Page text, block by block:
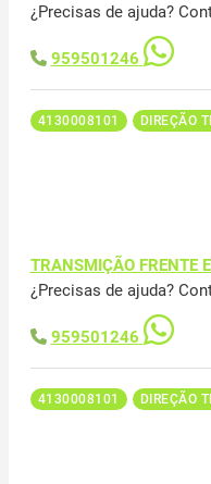
¿Precisas de ajuda?
959501246
4130008101 DIREÇÃO
TRANSMIÇÃO FRENTE
¿Precisas de ajuda?
959501246
4130008101 DIREÇÃO